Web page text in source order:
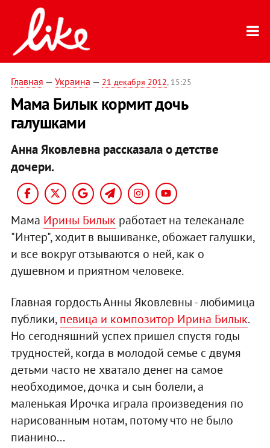
Главная — Украина — 21 декабря 2012, 15:25
Мама Билык кормит дочь
галушками
Анна Яковлевна рассказала о детстве
дочери.
Мама Ирины Билык работает на телеканале
"Интер", ходит в вышиванке, обожает галушки,
и все вокруг отзываются о ней, как о
душевном и приятном человеке.
Главная гордость Анны Яковлевны - любимица
публики,певица и композитор Ирина Билык.
Но сегодняшний успех пришел спустя годы
трудностей, когда в молодой семье с двумя
детьми часто не хватало денег на самое
необходимое, дочка и сын болели, а
маленькая Ирочка играла произведения по
нарисованным нотам, потому что не было
пианино...